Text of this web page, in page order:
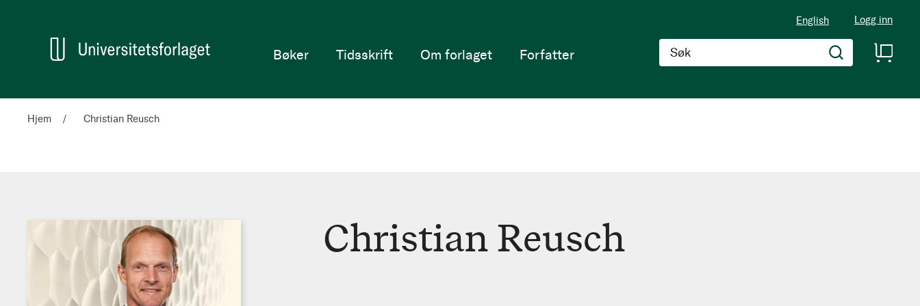
English Logg inn
Søk
Hjem
Bøker Tidsskrift Om forlaget Forfatter
Hjem Christian Reusch
Christian
Reusch
Christian Reusch